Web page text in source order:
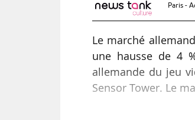
Paris -
Le marché
une hausse de 4
allemande du jeu
Sensor Tower. Le